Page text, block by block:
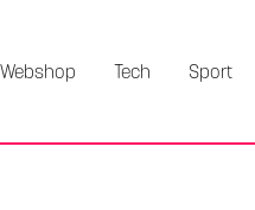
Webshop Tech Sport